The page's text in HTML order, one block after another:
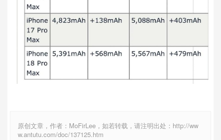
原创文章，作者：MoFirLee，如若转载，请注明出处：http://ww
w.antutu.com/doc/137125.htm